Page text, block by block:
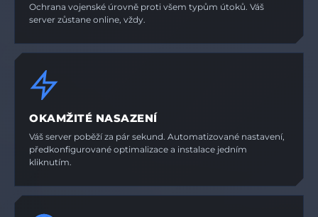
Ochrana vojenské úrovně proti všem typům útoků. Váš
server zůstane online, vždy.
OKAMŽITÉ NASAZENÍ
Váš server poběží za pár sekund. Automatizované nastavení,
předkonfigurované optimalizace a instalace jedním
kliknutím.